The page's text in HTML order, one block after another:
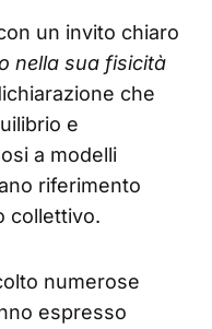
un invito chiaro
nella sua fisicità
che
e
a modelli
riferimento
collettivo.
numerose
espresso